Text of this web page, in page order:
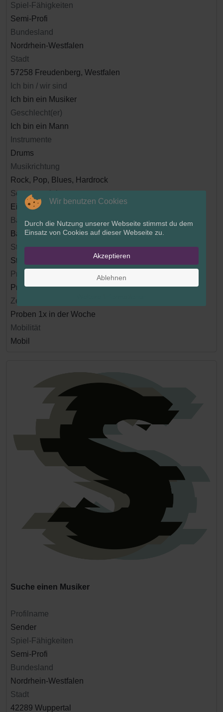
Spiel-Fähigkeiten
Semi-Profi
Bundesland
Nordrhein-Westfalen
Stadt
57258 Freudenberg, Westfalen
Ich bin / wir sind
Ich bin ein Musiker
Geschlecht(er)
Ich bin ein Mann
Instrumente
Drums
Musikrichtung
Rock, Pop, Blues, Hardrock
Songmaterial
Eigene Songs
Band- und Bühnenerfahrung
Band / Bühnenerfahrung vorhanden
Studioerfahrung
Studioerfahrung vorhanden
Proberaum
Proberaum vorhanden
Zeiteinsatz
Proben 1x in der Woche
Mobilität
Mobil
Suche einen Musiker
Profilname
Sender
Spiel-Fähigkeiten
Semi-Profi
Bundesland
Nordrhein-Westfalen
Stadt
42289 Wuppertal
Wir benutzen Cookies
Durch die Nutzung unserer Webseite stimmst du dem
Einsatz von Cookies auf dieser Webseite zu.
Akzeptieren
Ablehnen